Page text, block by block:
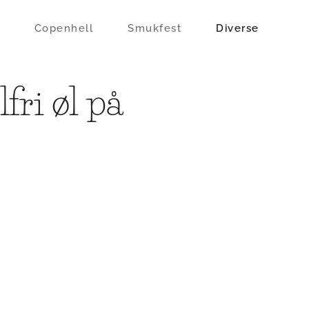
Copenhell Smukfest Diverse
øl på